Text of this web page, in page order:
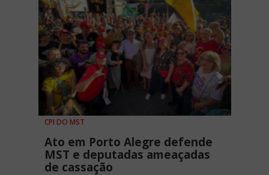
CPI DO MST
Ato em Porto Alegre defende
MST e deputadas ameaçadas
de cassação